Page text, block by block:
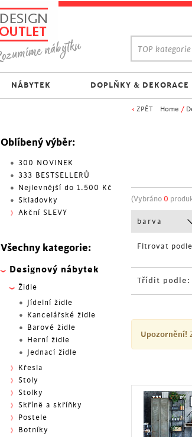
< ZPĚT Home /
(Vybráno 0
barva
Fitrovat
Třídit podle:
Upozornění!
Oblíbený výběr:
300 NOVINEK
333 BESTSELLERŮ
Nejlevnější do 1.500 Kč
Skladovky
Akční SLEVY
Všechny kategorie:
Designový nábytek
Židle
Jídelní židle
Kancelářské židle
Barové židle
Herní židle
Jednací židle
Křesla
Stoly
Stolky
Skříně a skříňky
Postele
Botníky
TOP kategorie
NÁBYTEK DOPLŇKY & DEKORACE